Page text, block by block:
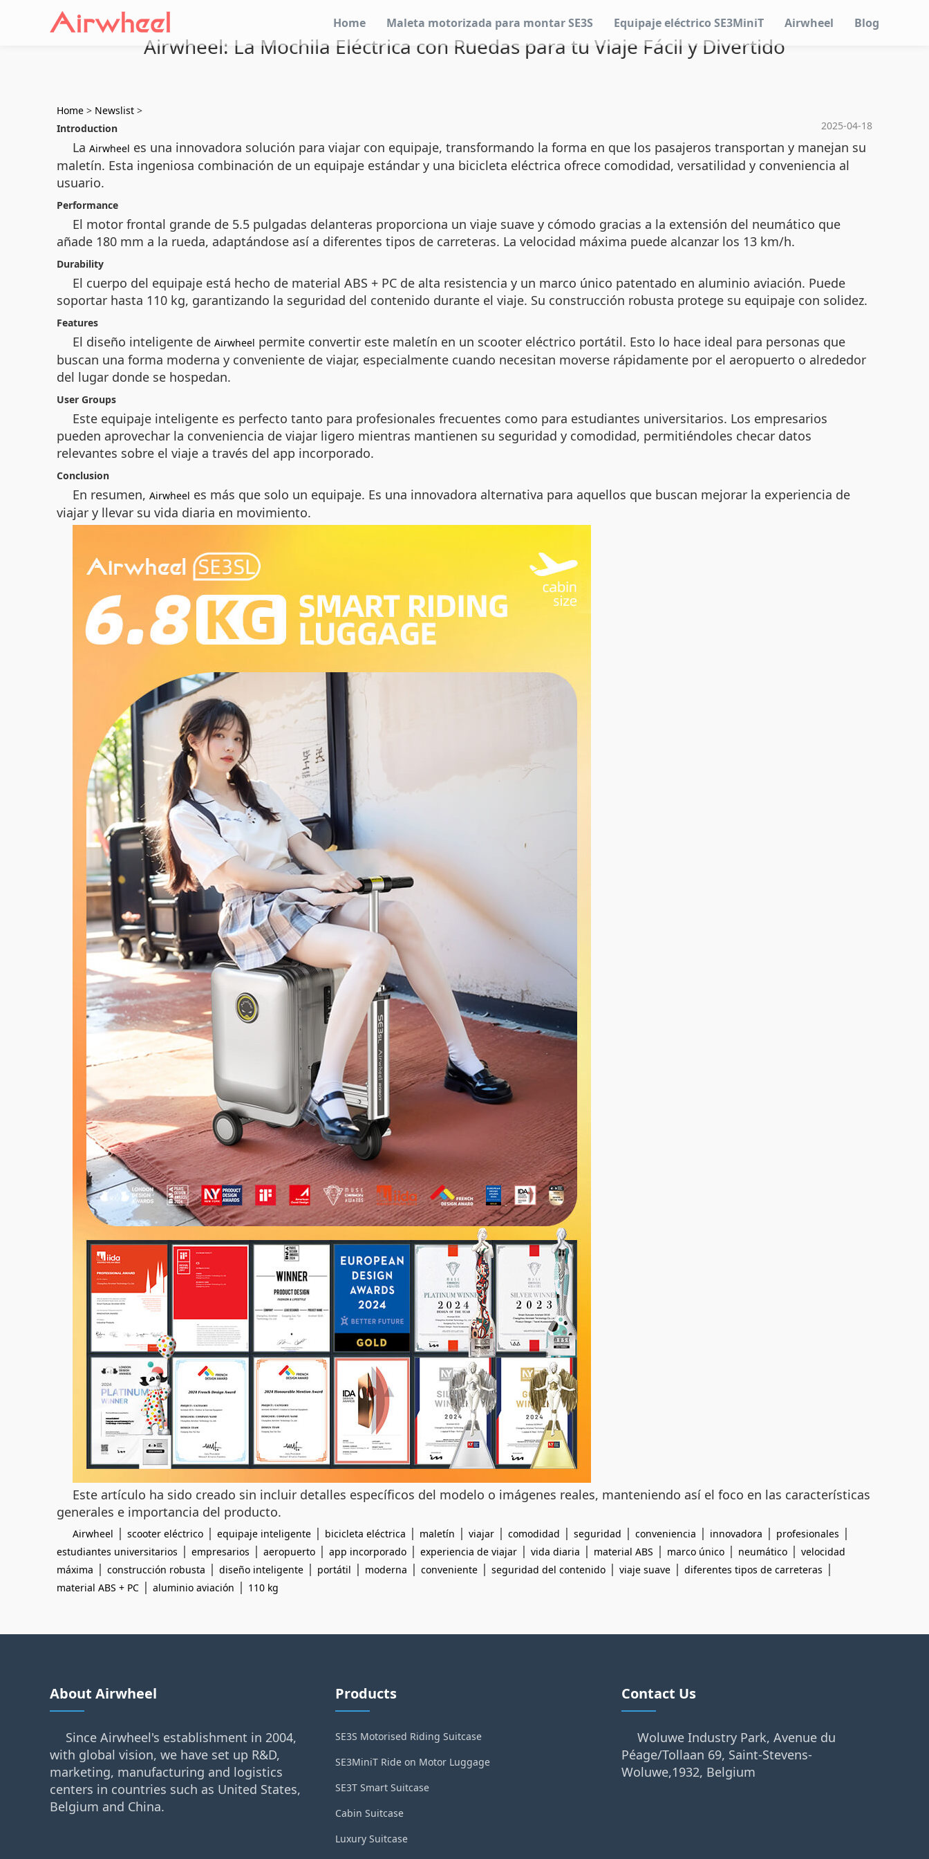
Home Maleta motorizada para montar SE3S Equipaje eléctrico SE3MiniT Airwheel Blog
Airwheel: La Mochila Eléctrica con Ruedas para tu Viaje Fácil y Divertido
Home > Newslist >
2025-04-18
Introduction
La Airwheel es una innovadora solución para viajar con equipaje, transformando la forma en que los pasajeros transportan y manejan su
maletín. Esta ingeniosa combinación de un equipaje estándar y una bicicleta eléctrica ofrece comodidad, versatilidad y conveniencia al
usuario.
Performance
El motor frontal grande de 5.5 pulgadas delanteras proporciona un viaje suave y cómodo gracias a la extensión del neumático que
añade 180 mm a la rueda, adaptándose así a diferentes tipos de carreteras. La velocidad máxima puede alcanzar los 13 km/h.
Durability
El cuerpo del equipaje está hecho de material ABS + PC de alta resistencia y un marco único patentado en aluminio aviación. Puede
soportar hasta 110 kg, garantizando la seguridad del contenido durante el viaje. Su construcción robusta protege su equipaje con solidez.
Features
El diseño inteligente de Airwheel permite convertir este maletín en un scooter eléctrico portátil. Esto lo hace ideal para personas que
buscan una forma moderna y conveniente de viajar, especialmente cuando necesitan moverse rápidamente por el aeropuerto o alrededor
del lugar donde se hospedan.
User Groups
Este equipaje inteligente es perfecto tanto para profesionales frecuentes como para estudiantes universitarios. Los empresarios
pueden aprovechar la conveniencia de viajar ligero mientras mantienen su seguridad y comodidad, permitiéndoles checar datos
relevantes sobre el viaje a través del app incorporado.
Conclusion
En resumen, Airwheel es más que solo un equipaje. Es una innovadora alternativa para aquellos que buscan mejorar la experiencia de
viajar y llevar su vida diaria en movimiento.
Este artículo ha sido creado sin incluir detalles específicos del modelo o imágenes reales, manteniendo así el foco en las características
generales e importancia del producto.
Airwheel | scooter eléctrico | equipaje inteligente | bicicleta eléctrica | maletín | viajar | comodidad | seguridad | conveniencia | innovadora | profesionales |
estudiantes universitarios | empresarios | aeropuerto | app incorporado | experiencia de viajar | vida diaria | material ABS | marco único | neumático | velocidad
máxima | construcción robusta | diseño inteligente | portátil | moderna | conveniente | seguridad del contenido | viaje suave | diferentes tipos de carreteras |
material ABS + PC | aluminio aviación | 110 kg
About Airwheel
Since Airwheel's establishment in 2004,
with global vision, we have set up R&D,
marketing, manufacturing and logistics
centers in countries such as United States,
Belgium and China.
Products
SE3S Motorised Riding Suitcase
SE3MiniT Ride on Motor Luggage
SE3T Smart Suitcase
Cabin Suitcase
Luxury Suitcase
Contact Us
Woluwe Industry Park, Avenue du
Péage/Tollaan 69, Saint-Stevens-
Woluwe,1932, Belgium